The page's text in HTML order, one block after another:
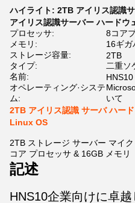
ハイライト: 2TB アイリス認識
アイリス認識サーバー ハード
プロセッサ:
8コア
メモリ:
16ギガ
ストレージ容量:
2TB
タイプ:
二重ソ
名前:
HNS10
オペレーティング·システ
ム:
いて
2TB アイリス認識 サーバ ハー
Linux OS
2TB ストレージ サーバー マイ
コア プロセッサ & 16GB メモリ
記述
HNS10企業向けに卓